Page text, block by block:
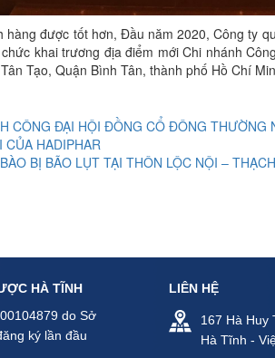
hàng được tốt hơn, Đầu năm 2020, Công ty
khai trương địa điểm mới Chi nhánh
Tạo, Quận Bình Tân, thành phố Hồ Chí
CÔNG ĐẠI HỘI ĐỒNG CỔ ĐÔNG THƯỜNG
CỦA HADIPHAR
BỊ BÃO LỤT TẠI THÔN LỘC NỘI –
HÀ TĨNH
do Sở
ký lần đầu
LIÊN HỆ
167 Hà Huy
Hà Tĩnh -